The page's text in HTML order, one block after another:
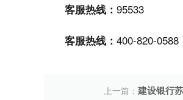
客服热线： 95533
客服热线： 400-820-0588
上一篇： 建设银行